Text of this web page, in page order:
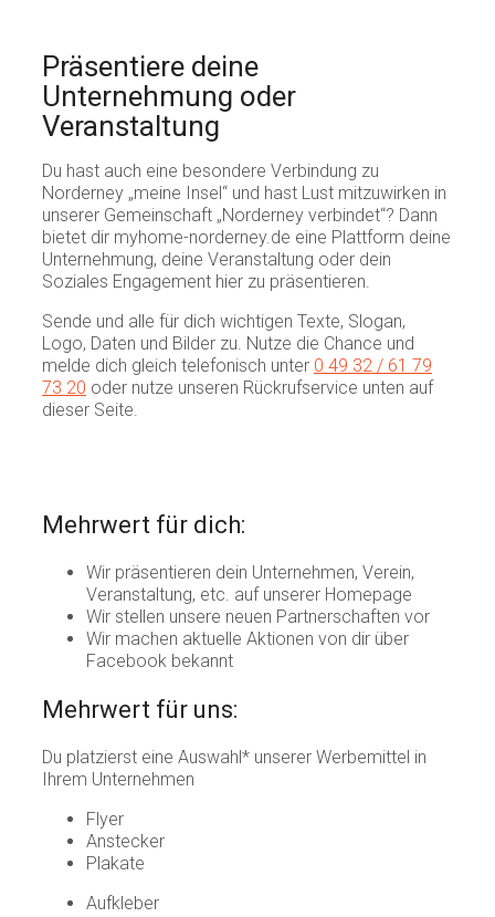
Präsentiere deine
Unternehmung oder
Veranstaltung
Du hast auch eine besondere Verbindung zu
Norderney „meine Insel“ und hast Lust mitzuwirken in
unserer Gemeinschaft „Norderney verbindet“? Dann
bietet dir myhome-norderney.de eine Plattform deine
Unternehmung, deine Veranstaltung oder dein
Soziales Engagement hier zu präsentieren.
Sende und alle für dich wichtigen Texte, Slogan,
Logo, Daten und Bilder zu. Nutze die Chance und
melde dich gleich telefonisch unter 0 49 32 / 61 79
73 20 oder nutze unseren Rückrufservice unten auf
dieser Seite.
Mehrwert für dich:
Wir präsentieren dein Unternehmen, Verein,
Veranstaltung, etc. auf unserer Homepage
Wir stellen unsere neuen Partnerschaften vor
Wir machen aktuelle Aktionen von dir über
Facebook bekannt
Mehrwert für uns:
Du platzierst eine Auswahl* unserer Werbemittel in
Ihrem Unternehmen
Flyer
Anstecker
Plakate
Aufkleber